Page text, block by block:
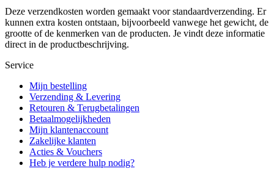
Deze verzendkosten worden gemaakt voor standaardverzending. Er
kunnen extra kosten ontstaan, bijvoorbeeld vanwege het gewicht, de
grootte of de kenmerken van de producten. Je vindt deze informatie
direct in de productbeschrijving.
Service
Mijn bestelling
Verzending & Levering
Retouren & Terugbetalingen
Betaalmogelijkheden
Mijn klantenaccount
Zakelijke klanten
Acties & Vouchers
Heb je verdere hulp nodig?